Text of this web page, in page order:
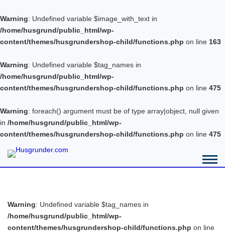
Warning: Undefined variable $image_with_text in
/home/husgrund/public_html/wp-
content/themes/husgrundershop-child/functions.php on line 163
Warning: Undefined variable $tag_names in
/home/husgrund/public_html/wp-
content/themes/husgrundershop-child/functions.php on line 475
Warning: foreach() argument must be of type array|object, null given
in /home/husgrund/public_html/wp-
content/themes/husgrundershop-child/functions.php on line 475
Warning: Undefined variable $tag_names in
/home/husgrund/public_html/wp-
content/themes/husgrundershop-child/functions.php on line